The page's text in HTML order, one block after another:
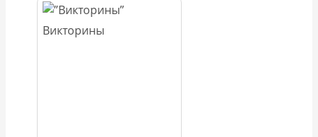
Викторины